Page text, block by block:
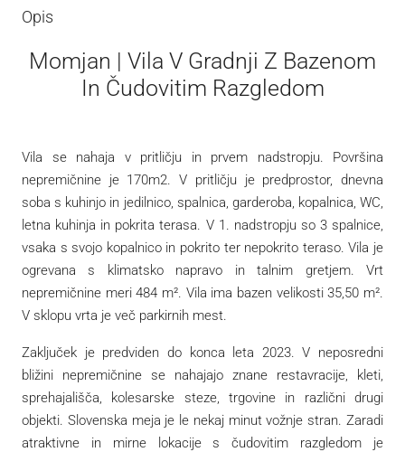
Opis
Momjan | Vila V Gradnji Z Bazenom
In Čudovitim Razgledom
Vila se nahaja v pritličju in prvem nadstropju. Površina
nepremičnine je 170m2. V pritličju je predprostor, dnevna
soba s kuhinjo in jedilnico, spalnica, garderoba, kopalnica, WC,
letna kuhinja in pokrita terasa. V 1. nadstropju so 3 spalnice,
vsaka s svojo kopalnico in pokrito ter nepokrito teraso. Vila je
ogrevana s klimatsko napravo in talnim gretjem. Vrt
nepremičnine meri 484 m². Vila ima bazen velikosti 35,50 m².
V sklopu vrta je več parkirnih mest.
Zaključek je predviden do konca leta 2023. V neposredni
bližini nepremičnine se nahajajo znane restavracije, kleti,
sprehajališča, kolesarske steze, trgovine in različni drugi
objekti. Slovenska meja je le nekaj minut vožnje stran. Zaradi
atraktivne in mirne lokacije s čudovitim razgledom je